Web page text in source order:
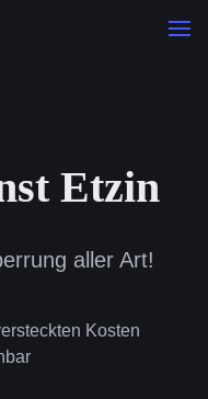
Etzin
aller Art!
Kosten